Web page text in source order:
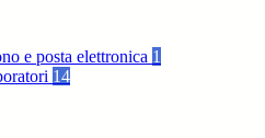
e posta elettronica 1
14